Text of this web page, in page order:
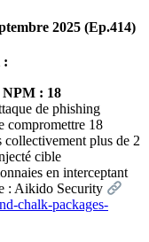
2025 (Ep.414)
:
NPM : 18
de phishing
compromettre 18
collectivement plus de 2
cible
en interceptant
: Aikido Security
chalk-packages-